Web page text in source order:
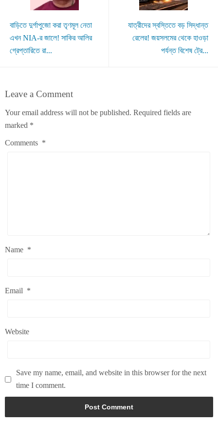
বাড়িতে দুর্গাপুজো করা তৃণমূল নেতা
এখন NIA-র জালে! সাকির আলির
গ্রেপ্তারিতে রা...
যাত্রীদের স্বস্তিতে বড় সিদ্ধান্ত
রেলের! জয়সলমের থেকে হাওড়া
পর্যন্ত বিশেষ ট্রে...
Leave a Comment
Your email address will not be published. Required fields are
marked *
Comments *
Name *
Email *
Website
Save my name, email, and website in this browser for the next
time I comment.